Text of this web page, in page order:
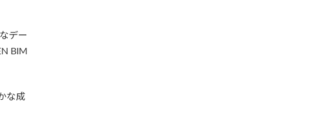
デー
BIM
な成